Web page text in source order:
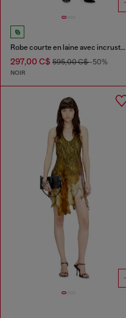
Robe courte en laine avec incrustation
297,00 C$ 595,00 C$-50%
NOIR